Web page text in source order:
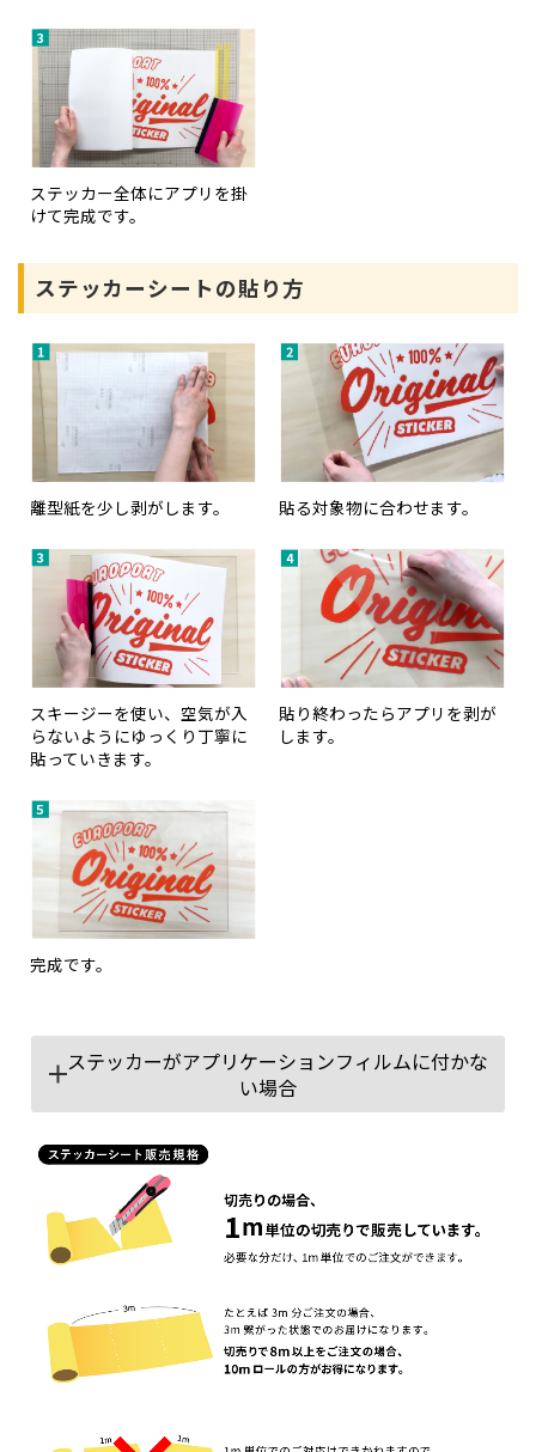
ステッカー全体にアプリを掛
けて完成です。
ステッカーシートの貼り方
離型紙を少し剥がします。 貼る対象物に合わせます。
スキージーを使い、空気が入
らないようにゆっくり丁寧に
貼っていきます。
貼り終わったらアプリを剥が
します。
完成です。
ステッカーがアプリケーションフィルムに付かな
い場合